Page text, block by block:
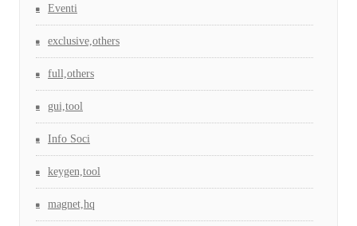
Eventi
exclusive,others
full,others
gui,tool
Info Soci
keygen,tool
magnet,hq